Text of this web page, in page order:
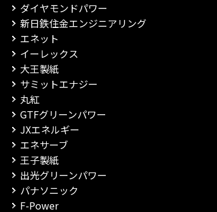
ダイヤモンドパワー
新日鉄住金エンジニアリング
エネット
イーレックス
大王製紙
サミットエナジー
丸紅
GTFグリーンパワー
JXエネルギー
エネサーブ
王子製紙
出光グリーンパワー
パナソニック
F-Power